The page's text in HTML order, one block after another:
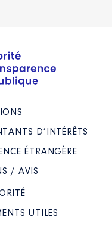
D’INTÉRÊTS
ÉTRANGÈRE
/ AVIS
UTILES